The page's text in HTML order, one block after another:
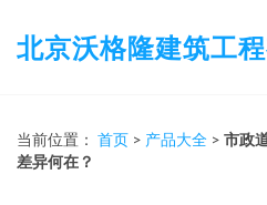
北京沃格隆建筑工
当前位置： 首页 > 产品大全 > 市政
差异何在？